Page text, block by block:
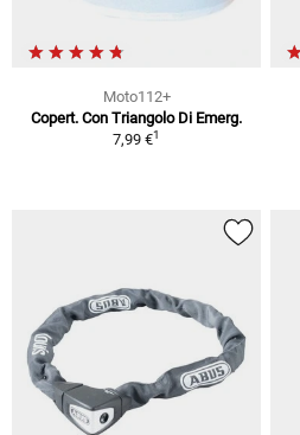
Moto112+
Copert. Con Triangolo Di Emerg.
7,99 €1